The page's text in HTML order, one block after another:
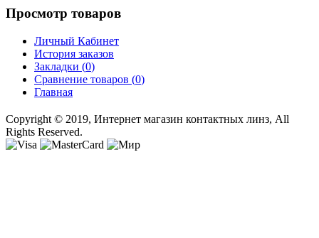
Просмотр товаров
Личный Кабинет
История заказов
Закладки (0)
Сравнение товаров (0)
Главная
Copyright © 2019, Интернет магазин контактных линз, All
Rights Reserved.